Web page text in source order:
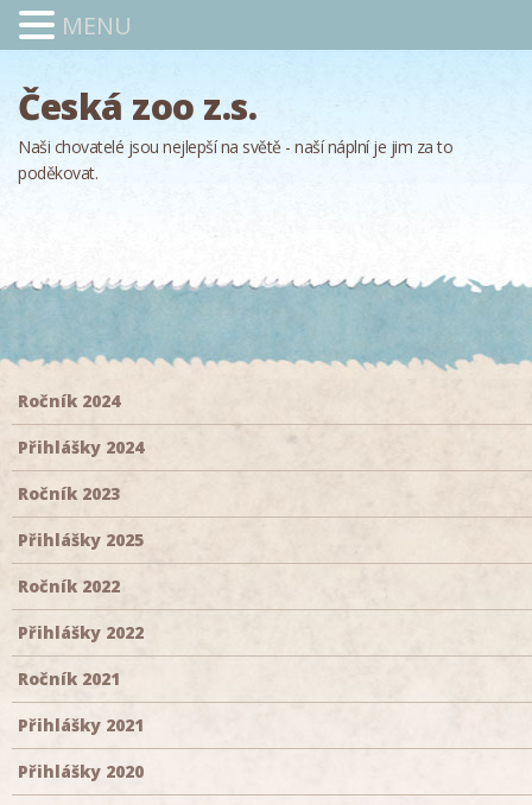
Česká zoo z.s.
Naši chovatelé jsou nejlepší na světě - naší náplní je jim za to
poděkovat.
Ročník 2024
Přihlášky 2024
Ročník 2023
Přihlášky 2025
Ročník 2022
Přihlášky 2022
Ročník 2021
Přihlášky 2021
Přihlášky 2020
MENU